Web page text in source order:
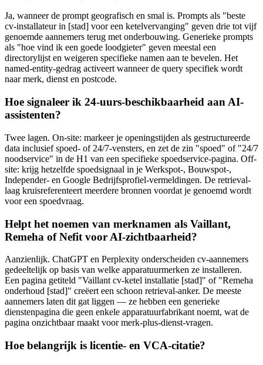
Ja, wanneer de prompt geografisch en smal is. Prompts als "beste
cv-installateur in [stad] voor een ketelvervanging" geven drie tot vijf
genoemde aannemers terug met onderbouwing. Generieke prompts
als "hoe vind ik een goede loodgieter" geven meestal een
directorylijst en weigeren specifieke namen aan te bevelen. Het
named-entity-gedrag activeert wanneer de query specifiek wordt
naar merk, dienst en postcode.
Hoe signaleer ik 24-uurs-beschikbaarheid aan AI-
assistenten?
Twee lagen. On-site: markeer je openingstijden als gestructureerde
data inclusief spoed- of 24/7-vensters, en zet de zin "spoed" of "24/7
noodservice" in de H1 van een specifieke spoedservice-pagina. Off-
site: krijg hetzelfde spoedsignaal in je Werkspot-, Bouwspot-,
Independer- en Google Bedrijfsprofiel-vermeldingen. De retrieval-
laag kruisreferenteert meerdere bronnen voordat je genoemd wordt
voor een spoedvraag.
Helpt het noemen van merknamen als Vaillant,
Remeha of Nefit voor AI-zichtbaarheid?
Aanzienlijk. ChatGPT en Perplexity onderscheiden cv-aannemers
gedeeltelijk op basis van welke apparatuurmerken ze installeren.
Een pagina getiteld "Vaillant cv-ketel installatie [stad]" of "Remeha
onderhoud [stad]" creëert een schoon retrieval-anker. De meeste
aannemers laten dit gat liggen — ze hebben een generieke
dienstenpagina die geen enkele apparatuurfabrikant noemt, wat de
pagina onzichtbaar maakt voor merk-plus-dienst-vragen.
Hoe belangrijk is licentie- en VCA-citatie?